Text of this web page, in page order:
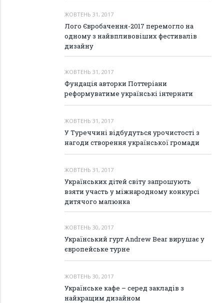
ЖОВТЕНЬ 31, 2017
Лого Євробачення-2017 перемогло на
одному з найвпливовіших фестивалів
дизайну
ЖОВТЕНЬ 31, 2017
Фундація авторки Поттеріани
реформуватиме українські інтернати
ЖОВТЕНЬ 31, 2017
У Туреччині відбудуться урочистості з
нагоди створення української громади
ЖОВТЕНЬ 31, 2017
Українських дітей світу запрошують
взяти участь у міжнародному конкурсі
дитячого малюнка
ЖОВТЕНЬ 30, 2017
Український гурт Andrew Bear вирушає у
європейське турне
ЖОВТЕНЬ 30, 2017
Українське кафе – серед закладів з
найкращим дизайном